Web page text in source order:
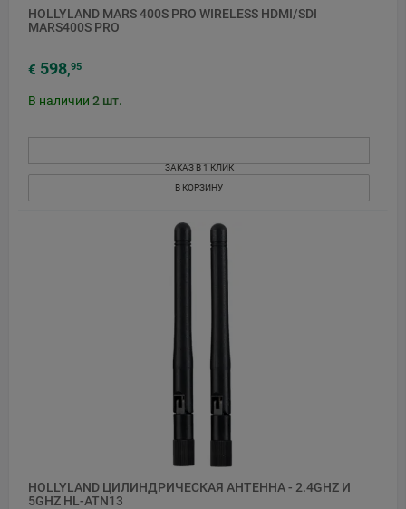
HOLLYLAND MARS 400S PRO WIRELESS HDMI/SDI
MARS400S PRO
€ 598,95
В наличии 2 шт.
ЗАКАЗ В 1 КЛИК
В КОРЗИНУ
HOLLYLAND ЦИЛИНДРИЧЕСКАЯ АНТЕННА - 2.4GHZ И
5GHZ HL-ATN13